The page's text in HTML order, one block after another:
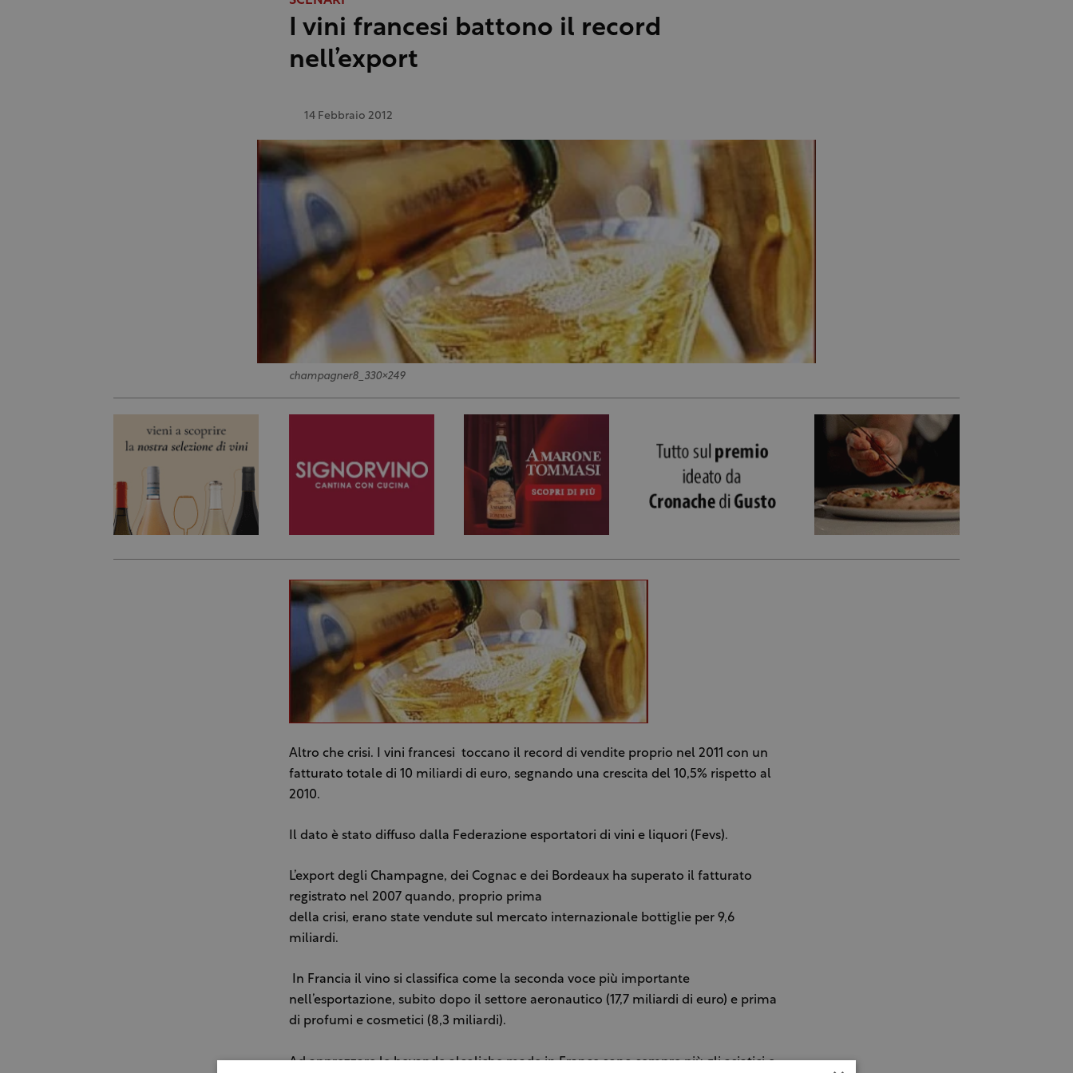
I vini francesi battono il record
nell’export
14 Febbraio 2012
champagner8_330x249
Altro che crisi. I vini francesi toccano il record di vendite proprio nel 2011 con un
fatturato totale di 10 miliardi di euro, segnando una crescita del 10,5% rispetto al
2010.
Il dato è stato diffuso dalla Federazione esportatori di vini e liquori (Fevs).
L’export degli Champagne, dei Cognac e dei Bordeaux ha superato il fatturato
registrato nel 2007 quando, proprio prima
della crisi, erano state vendute sul mercato internazionale bottiglie per 9,6
miliardi.
In Francia il vino si classifica come la seconda voce più importante
nell’esportazione, subito dopo il settore aeronautico (17,7 miliardi di euro) e prima
di profumi e cosmetici (8,3 miliardi).
Ad apprezzare le bevande alcoliche made in France sono sempre più gli asiatici e